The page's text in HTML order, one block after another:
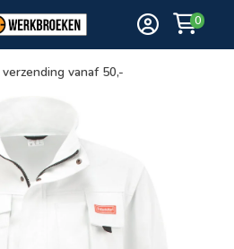
0
keuze in bezorging